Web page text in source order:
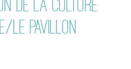
de la culture
Le pavillon